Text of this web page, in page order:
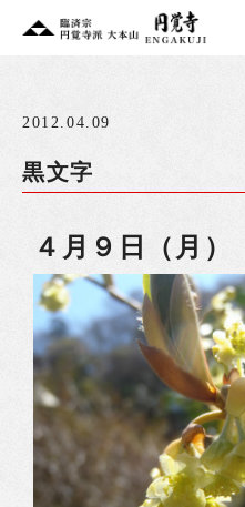
2012.04.09
黒文字
４月９日（月）